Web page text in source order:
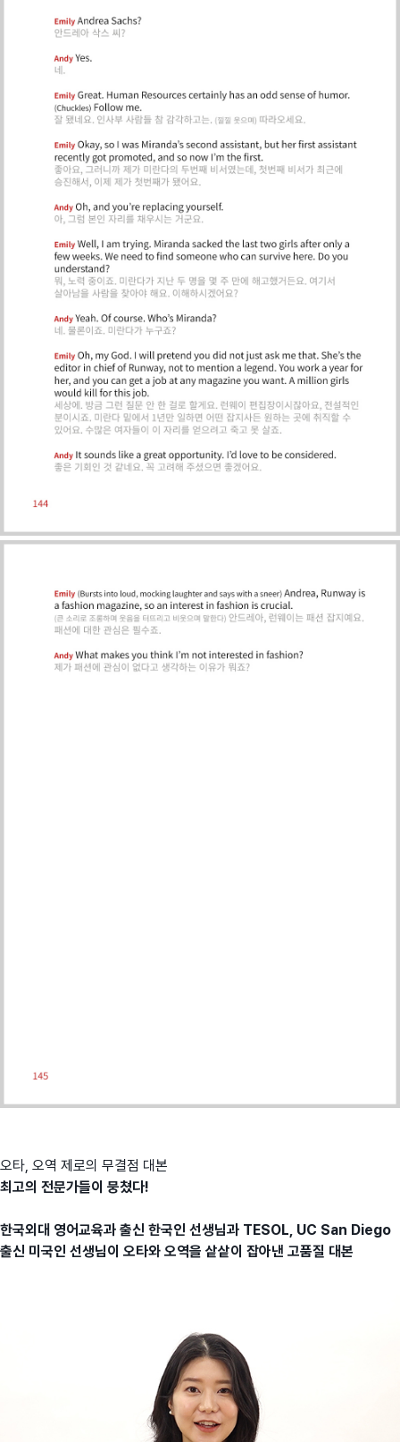
오타, 오역 제로의 무결점 대본
최고의 전문가들이 뭉쳤다!
한국외대 영어교육과 출신 한국인 선생님과 TESOL, UC San Diego
출신 미국인 선생님이 오타와 오역을 샅샅이 잡아낸 고품질 대본